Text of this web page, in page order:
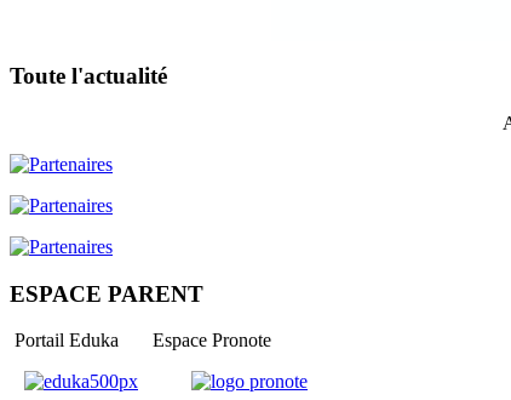
Toute l'actualité
ESPACE PARENT
Portail Eduka Espace Pronote